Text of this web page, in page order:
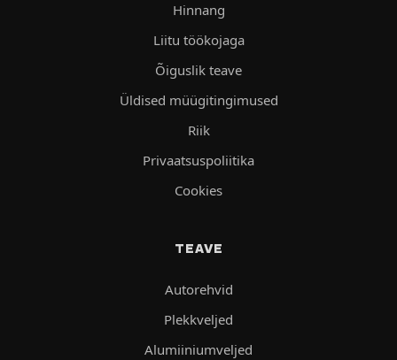
Hinnang
Liitu töökojaga
Õiguslik teave
Üldised müügitingimused
Riik
Privaatsuspoliitika
Cookies
TEAVE
Autorehvid
Plekkveljed
Alumiiniumveljed